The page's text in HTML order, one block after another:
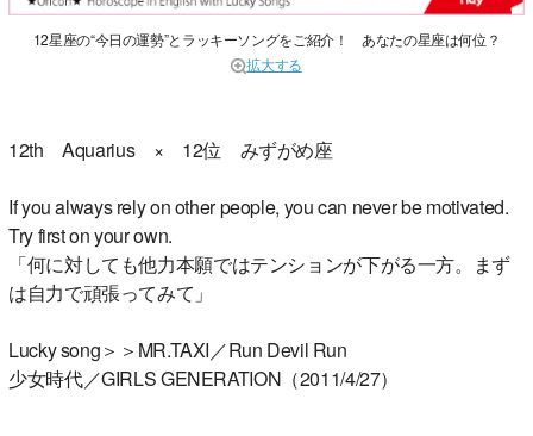
12星座の“今日の運勢”とラッキーソングをご紹介！ あなたの星座は何位？
拡大する
12th Aquarius × 12位 みずがめ座
If you always rely on other people, you can never be motivated.
Try first on your own.
「何に対しても他力本願ではテンションが下がる一方。まず
は自力で頑張ってみて」
Lucky song＞＞MR.TAXI／Run Devil Run
少女時代／GIRLS GENERATION（2011/4/27）